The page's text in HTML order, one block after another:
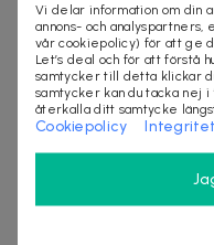
1 999 kr3 490 kr -43%
Grekisk & Libanesisk
Agapi Grill på
Smakrik
Vi delar information om din
annons- och analyspartners,
vår cookiepolicy) för att ge
Let’s deal och för att förstå
samtycker till detta klickar
samtycker kan du tacka nej i
återkalla ditt samtycke
Cookiepolicy